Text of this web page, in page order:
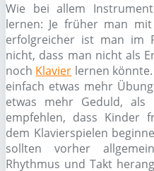
Wie bei allem
lernen: Je früher man
erfolgreicher ist man im
nicht, dass man nicht als
noch Klavier lernen
einfach etwas mehr
etwas mehr Geduld,
empfehlen, dass Kinder
dem Klavierspielen
sollten vorher
Rhythmus und Takt